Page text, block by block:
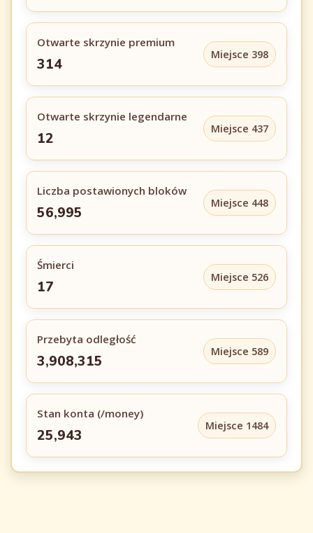
Otwarte skrzynie premium
314
Miejsce 398
Otwarte skrzynie legendarne
12
Miejsce 437
Liczba postawionych bloków
56,995
Miejsce 448
Śmierci
17
Miejsce 526
Przebyta odległość
3,908,315
Miejsce 589
Stan konta (/money)
25,943
Miejsce 1484